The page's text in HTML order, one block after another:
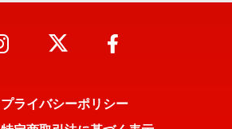
プライバシーポリシー